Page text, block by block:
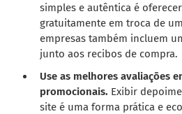
simples e autêntica é
gratuitamente em troca de
empresas também incluem
junto aos recibos de compra.
Use as melhores avaliações
promocionais. Exibir
site é uma forma prática e